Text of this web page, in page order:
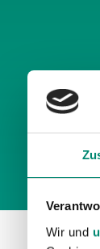
Wir und